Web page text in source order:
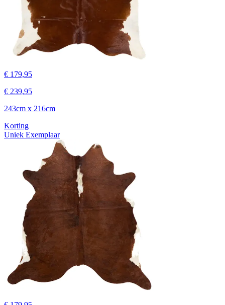
€ 179,95
€ 239,95
243cm x 216cm
Korting
Uniek Exemplaar